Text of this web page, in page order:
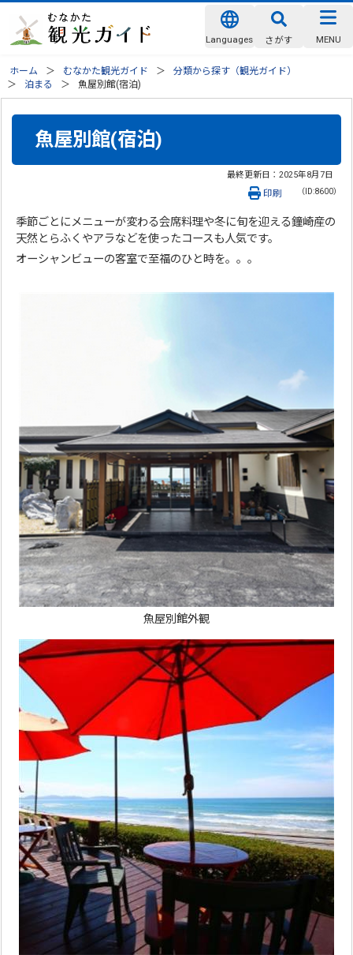
Languages さがす MENU
ホーム むなかた観光ガイド
分類から探す（観光ガイド）
泊まる
魚屋別館(宿泊)
魚屋別館(宿泊)
最終更新日： 2025年8月7日
（ID:8600）
印刷
季節ごとにメニューが変わる会席料理や冬に旬を迎える鐘崎産の
天然とらふくやアラなどを使ったコースも人気です。
オーシャンビューの客室で至福のひと時を。。。
魚屋別館外観